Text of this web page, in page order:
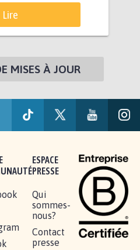
Lire
MISES À JOUR
ESPACE
PRESSE
Qui
sommes-
nous?
Contact
presse